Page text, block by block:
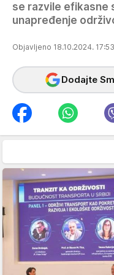
se razvile efikasne
unapređenje
Objavljeno 18.10.2024.
Dodajte